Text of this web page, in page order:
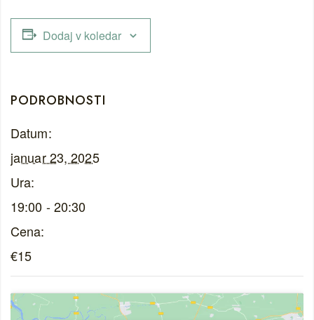
Dodaj v koledar
PODROBNOSTI
Datum:
januar 23, 2025
Ura:
19:00 - 20:30
Cena:
€15